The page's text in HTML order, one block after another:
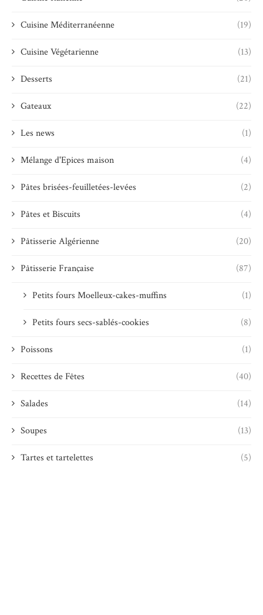
Cuisine Méditerranéenne (19)
Cuisine Végétarienne (13)
Desserts (21)
Gateaux (22)
Les news (1)
Mélange d'Epices maison (4)
Pâtes brisées-feuilletées-levées (2)
Pâtes et Biscuits (4)
Pâtisserie Algérienne (20)
Pâtisserie Française (87)
Petits fours Moelleux-cakes-muffins (1)
Petits fours secs-sablés-cookies (8)
Poissons (1)
Recettes de Fêtes (40)
Salades (14)
Soupes (13)
Tartes et tartelettes (5)